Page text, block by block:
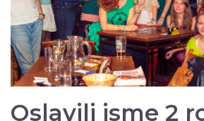
Oslavili jsme 2